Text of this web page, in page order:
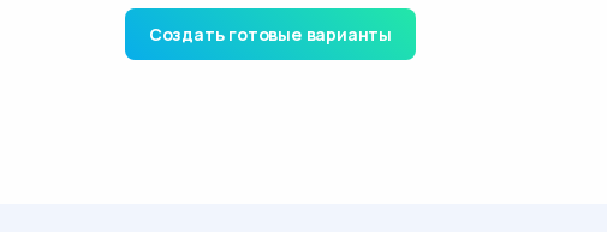
Создать готовые варианты